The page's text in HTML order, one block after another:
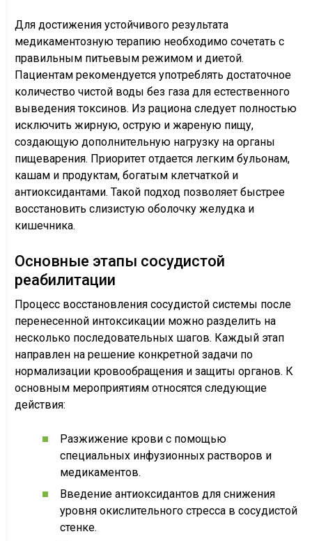
Для достижения устойчивого результата
медикаментозную терапию необходимо сочетать с
правильным питьевым режимом и диетой.
Пациентам рекомендуется употреблять достаточное
количество чистой воды без газа для естественного
выведения токсинов. Из рациона следует полностью
исключить жирную, острую и жареную пищу,
создающую дополнительную нагрузку на органы
пищеварения. Приоритет отдается легким бульонам,
кашам и продуктам, богатым клетчаткой и
антиоксидантами. Такой подход позволяет быстрее
восстановить слизистую оболочку желудка и
кишечника.
Основные этапы сосудистой
реабилитации
Процесс восстановления сосудистой системы после
перенесенной интоксикации можно разделить на
несколько последовательных шагов. Каждый этап
направлен на решение конкретной задачи по
нормализации кровообращения и защиты органов. К
основным мероприятиям относятся следующие
действия:
Разжижение крови с помощью
специальных инфузионных растворов и
медикаментов.
Введение антиоксидантов для снижения
уровня окислительного стресса в сосудистой
стенке.